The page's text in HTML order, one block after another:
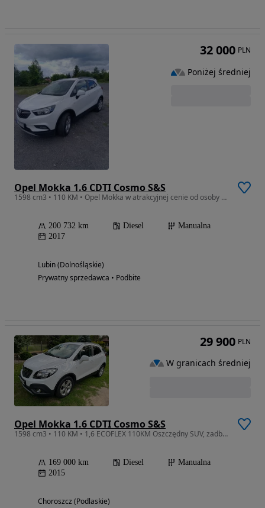
Opel Mokka 1.6 CDTI Cosmo S&S
1598 cm3 • 110 KM • Opel Mokka w atrakcyjnej cenie od osoby prywatnej
200 732 km Diesel
Manualna
2017
Lubin (Dolnośląskie)
Prywatny sprzedawca • Podbite
32 000 PLN
Poniżej średniej
Opel Mokka 1.6 CDTI Cosmo S&S
1598 cm3 • 110 KM • 1,6 ECOFLEX 110KM Oszczędny SUV, zadbany .zarejestrowany
169 000 km Diesel
Manualna
2015
Choroszcz (Podlaskie)
29 900 PLN
W granicach średniej